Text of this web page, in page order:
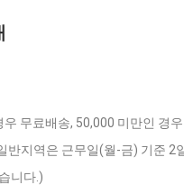
우 무료배송, 50,000 미만인 경
반지역은 근무일(월-금) 기준
니다.)